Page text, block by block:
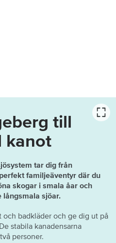
till
kanot
tar dig från
familjeäventyr där du
skogar i smala åar och
långsmala sjöar.
och badkläder och ge dig ut på
stabila kanadensarna
personer.